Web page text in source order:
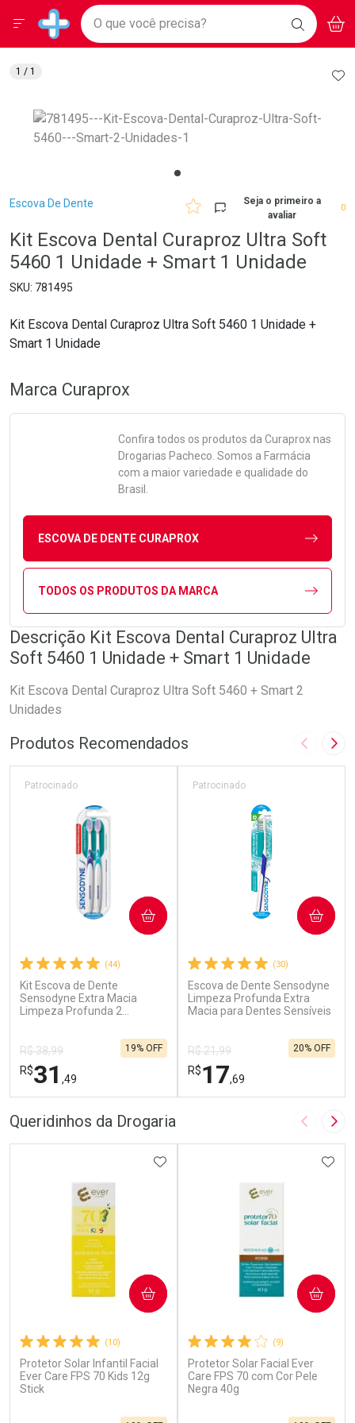
Drogarias Pacheco
Baixe nosso APP e aproveite Ofertas Exclusivas!
BAIXE
O APP
Ir direto para a home
pela página
Ir direto para o conteúdo
Ir direto para a busca
Ir direto para a conta
Ir direto para a notificações
Ir direto para o carrinho
Ir direto para o menu
Faça a sua busca
O que você precisa? BUSCAR
Menu
Breadcrumb
Escova De Dente
Seja o primeiro a
avaliar
0
Kit Escova Dental Curaproz Ultra Soft
5460 1 Unidade + Smart 1 Unidade
781495
Kit Escova Dental Curaproz Ultra Soft 5460 1 Unidade +
Smart 1 Unidade
1 / 1
Marca Curaprox
Confira todos os produtos da Curaproxnas
Drogarias Pacheco. Somos a Farmácia
com a maior variedade e qualidade do
Brasil.
ESCOVA DE DENTE CURAPROX
TODOS OS PRODUTOS DA MARCA
Descrição Kit Escova Dental Curaproz Ultra
Soft 5460 1 Unidade + Smart 1 Unidade
Kit Escova Dental Curaproz Ultra Soft 5460 + Smart 2
Unidades
Produtos Recomendados Imagem
(44)
Kit Escova de Dente
Sensodyne Extra Macia
Limpeza Profunda 2
Patrocinado
R$ 38,99
R$31 ,49
19% OFF
COMPRAR
Ativar Desconto
Comprar sem Desconto
(30)
Escova de Dente Sensodyne
Limpeza Profunda Extra
Macia para Dentes Sensíveis
Patrocinado
R$ 21,99
R$17,69
20% OFF
COMPRAR
Ativar Desconto
Comprar sem Desconto
Queridinhos da Drogaria Imagem
(10)
Protetor Solar Infantil Facial
Ever Care FPS 70 Kids 12g
Stick
ADICIONAR AOS FAVORITOS
COMPRAR
(9)
Protetor Solar Facial Ever
Care FPS 70 com Cor Pele
Negra 40g
COMPRAR